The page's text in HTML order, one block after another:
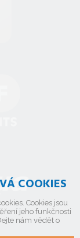
COOKIES
Cookies jsou
jeho funkčnosti
nám vědět o